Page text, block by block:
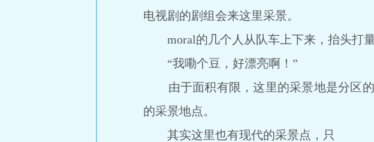
电视剧的剧组会来这里采景。
moral的几个人从队车上下来，抬头打
“我嘞个豆，好漂亮啊！”
由于面积有限，这里的采景地是分区的
的采景地点。
其实这里也有现代的采景点，只